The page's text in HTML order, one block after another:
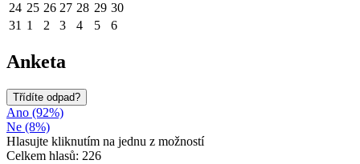
24 25 26 27 28 29 30
31 1 2 3 4 5 6
Anketa
Třídíte odpad?
Ano (92%)
Ne (8%)
Hlasujte kliknutím na jednu z možností
Celkem hlasů: 226